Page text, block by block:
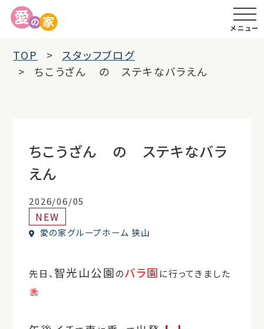
メニュー
TOP
スタッフブログ
ちこうざん の ステキなバラえん
ちこうざん の ステキなバラ
えん
2026/06/05
NEW
愛の家グループホーム 狭山
先日、 智光山公園のバラ園 に行ってきました